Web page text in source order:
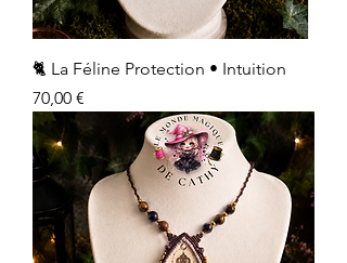
🐈 La Féline Protection • Intuition
Prix
70,00 €